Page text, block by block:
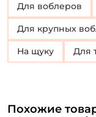
Для воблеров
Для крупных
На щуку
Похожие